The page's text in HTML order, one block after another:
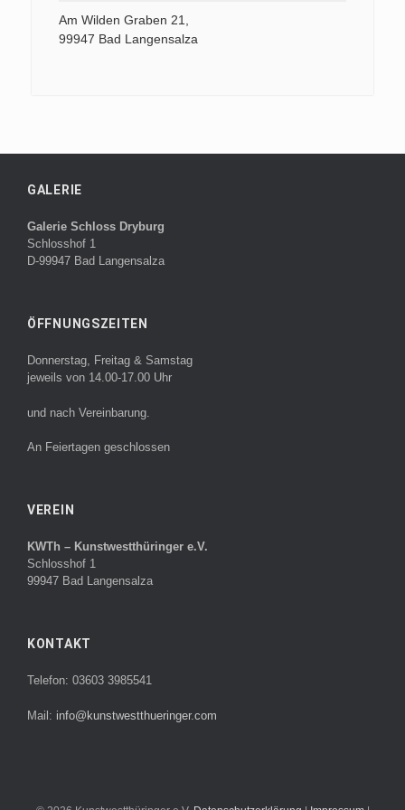
Am Wilden Graben 21,
99947 Bad Langensalza
GALERIE
Galerie Schloss Dryburg
Schlosshof 1
D-99947 Bad Langensalza
ÖFFNUNGSZEITEN
Donnerstag, Freitag & Samstag
jeweils von 14.00-17.00 Uhr
und nach Vereinbarung.
An Feiertagen geschlossen
VEREIN
KWTh – Kunstwestthüringer e.V.
Schlosshof 1
99947 Bad Langensalza
KONTAKT
Telefon: 03603 3985541
Mail: info@kunstwestthueringer.com